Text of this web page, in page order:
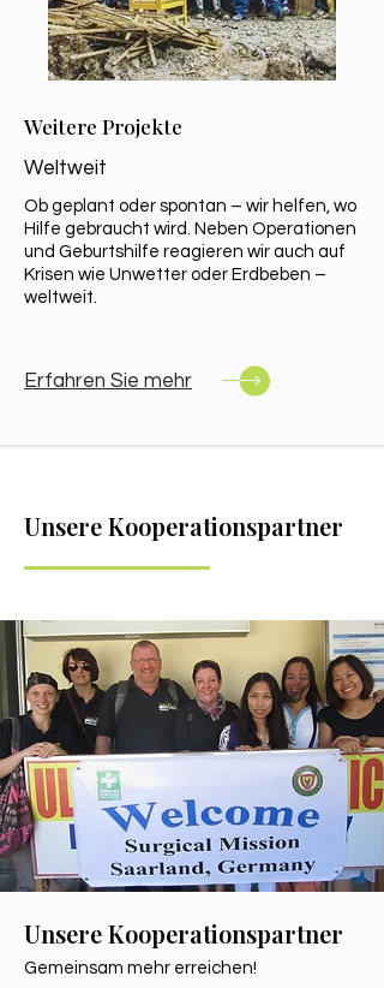
Weitere Projekte
Weltweit
Ob geplant oder spontan – wir helfen, wo
Hilfe gebraucht wird. Neben Operationen
und Geburtshilfe reagieren wir auch auf
Krisen wie Unwetter oder Erdbeben –
weltweit.
Erfahren Sie mehr​
Unsere Kooperationspartner
Unsere Kooperationspartner
Gemeinsam mehr erreichen!